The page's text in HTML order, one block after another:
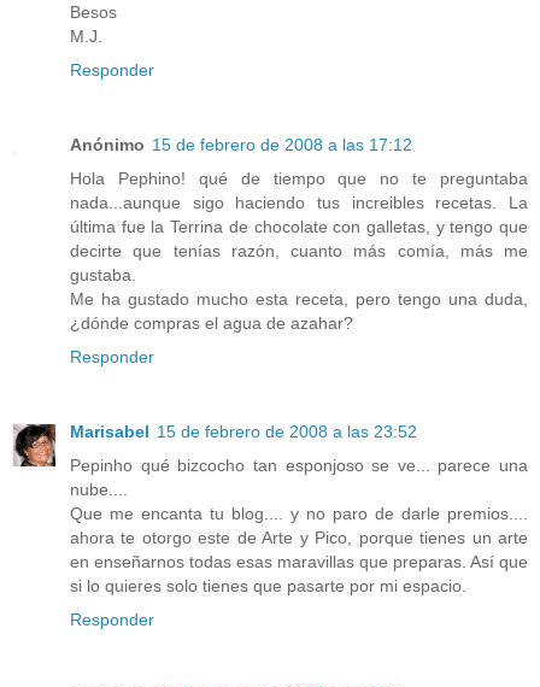
Besos
M.J.
Responder
Anónimo 15 de febrero de 2008 a las 17:12
Hola Pephino! qué de tiempo que no te preguntaba
nada...aunque sigo haciendo tus increibles recetas. La
última fue la Terrina de chocolate con galletas, y tengo que
decirte que tenías razón, cuanto más comía, más me
gustaba.
Me ha gustado mucho esta receta, pero tengo una duda,
¿dónde compras el agua de azahar?
Responder
Marisabel 15 de febrero de 2008 a las 23:52
Pepinho qué bizcocho tan esponjoso se ve... parece una
nube....
Que me encanta tu blog.... y no paro de darle premios....
ahora te otorgo este de Arte y Pico, porque tienes un arte
en enseñarnos todas esas maravillas que preparas. Así que
si lo quieres solo tienes que pasarte por mi espacio.
Responder